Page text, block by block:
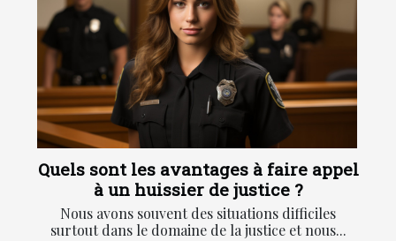
Quels sont les avantages à faire appel
à un huissier de justice ?
Nous avons souvent des situations difficiles
surtout dans le domaine de la justice et nous...